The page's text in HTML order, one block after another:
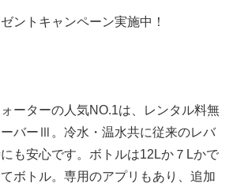
ントキャンペーン実施中！
ーターの人気NO.1は、レンタル料無
バーⅢ。冷水・温水共に従来のレバ
も安心です。ボトルは12Lか７Lかで
ボトル。専用のアプリもあり、追加